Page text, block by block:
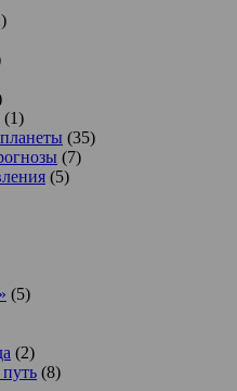
(1)
(35)
(7)
(5)
(5)
(2)
(8)